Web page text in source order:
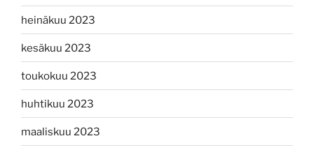
heinäkuu 2023
kesäkuu 2023
toukokuu 2023
huhtikuu 2023
maaliskuu 2023